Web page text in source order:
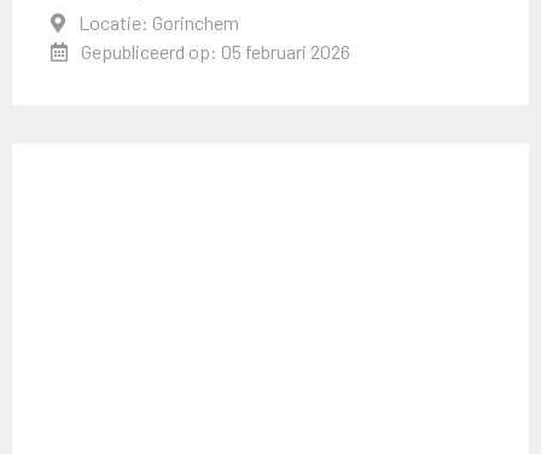
Locatie: Gorinchem
Gepubliceerd op: 05 februari 2026